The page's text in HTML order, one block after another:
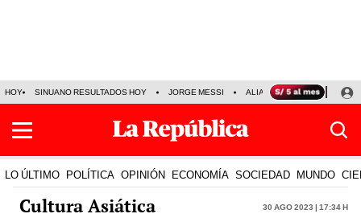
HOY SINUANO RESULTADOS HOY JORGE MESSI ALIANZA LIMA VS SPORT
LO ÚLTIMO POLÍTICA OPINIÓN ECONOMÍA SOCIEDAD MUNDO
Cultura Asiática 30 Ago 2023 | 17:34 h